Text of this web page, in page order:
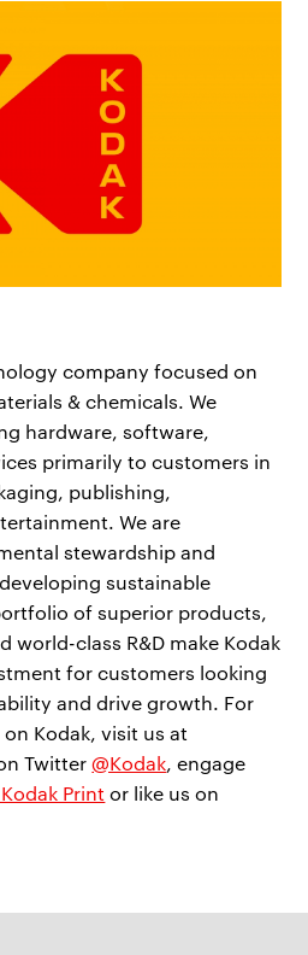
company focused on
& chemicals. We
hardware, software,
primarily to customers in
publishing,
We are
stewardship and
sustainable
of superior products,
world-class R&D make Kodak
for customers looking
and drive growth. For
Kodak, visit us at
Twitter@Kodak, engage
Print or like us on